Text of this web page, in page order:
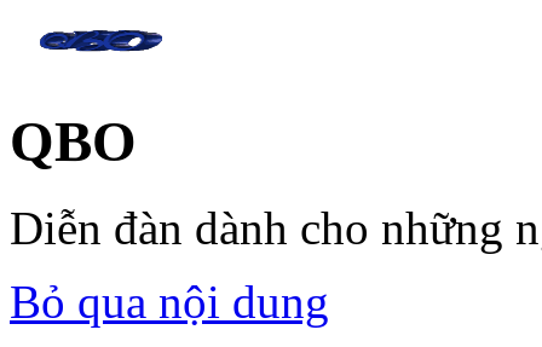
QBO
Diễn đàn dành cho những
Bỏ qua nội dung